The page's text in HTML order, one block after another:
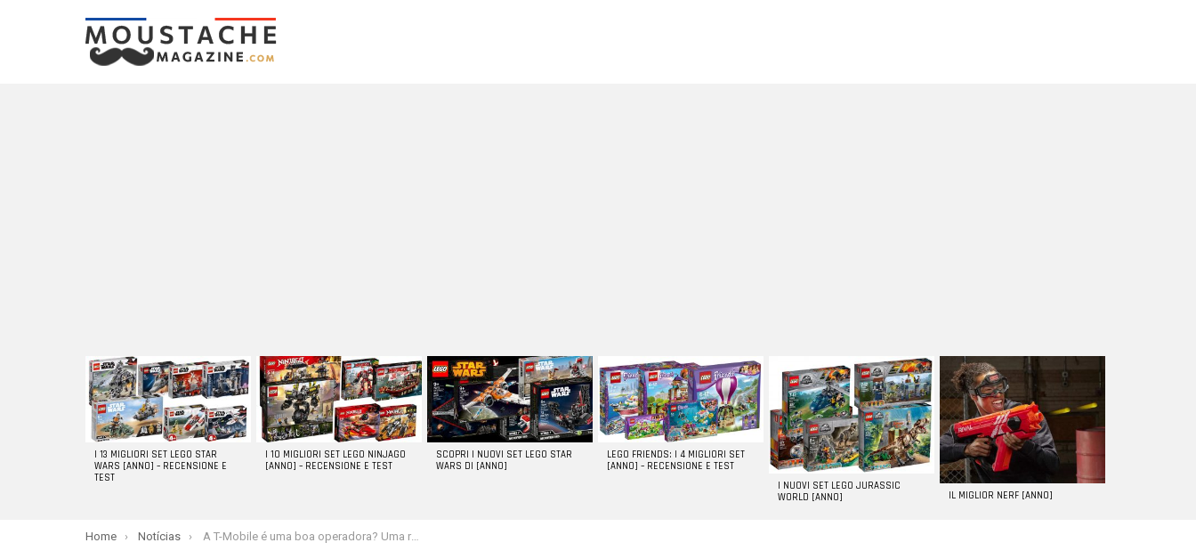
LATEST
STORIES
I 13 MIGLIORI SET LEGO STAR
WARS [ANNO] – RECENSIONE E
TEST
I 10 MIGLIORI SET LEGO NINJAGO
[ANNO] – RECENSIONE E TEST
SCOPRI I NUOVI SET LEGO STAR
WARS DI [ANNO]
LEGO FRIENDS: I 4 MIGLIORI SET
[ANNO] – RECENSIONE E TEST
I NUOVI SET LEGO JURASSIC
WORLD [ANNO]
IL MIGLIOR NERF [ANNO]
You are here:
Home Notícias A T-Mobile é uma boa operadora? Uma revisão completa